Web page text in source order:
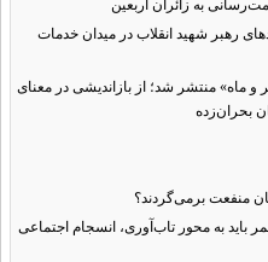
به زائران اربعین
رهبر شهید انقلاب در میدان خدمات
و ماه» منتشر شد؛ از بازاندیشی در معنای
بحران‌زده
منفعت برمی‌گردند؟
باید به محور تاب‌آوری، انسجام اجتماعی